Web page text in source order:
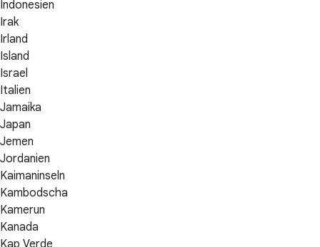
Indonesien
Irak
Irland
Island
Israel
Italien
Jamaika
Japan
Jemen
Jordanien
Kaimaninseln
Kambodscha
Kamerun
Kanada
Kap Verde